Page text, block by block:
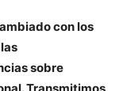
con los
sobre